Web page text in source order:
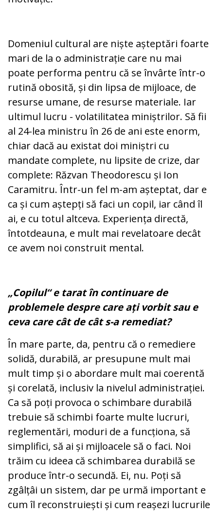
Domeniul cultural are niște așteptări foarte
mari de la o administrație care nu mai
poate performa pentru că se învârte într-o
rutină obosită, și din lipsa de mijloace, de
resurse umane, de resurse materiale. Iar
ultimul lucru - volatilitatea miniștrilor. Să fii
al 24-lea ministru în 26 de ani este enorm,
chiar dacă au existat doi miniștri cu
mandate complete, nu lipsite de crize, dar
complete: Răzvan Theodorescu și Ion
Caramitru. Într-un fel m-am așteptat, dar e
ca și cum aștepți să faci un copil, iar când îl
ai, e cu totul altceva. Experiența directă,
întotdeauna, e mult mai revelatoare decât
ce avem noi construit mental.
„Copilul“ e tarat în continuare de
problemele despre care ați vorbit sau e
ceva care cât de cât s-a remediat?
În mare parte, da, pentru că o remediere
solidă, durabilă, ar presupune mult mai
mult timp și o abordare mult mai coerentă
și corelată, inclusiv la nivelul administrației.
Ca să poți provoca o schimbare durabilă
trebuie să schimbi foarte multe lucruri,
reglementări, moduri de a funcționa, să
simplifici, să ai și mijloacele să o faci. Noi
trăim cu ideea că schimbarea durabilă se
produce într-o secundă. Ei, nu. Poți să
zgâlțâi un sistem, dar pe urmă important e
cum îl reconstruiești și cum reașezi lucrurile